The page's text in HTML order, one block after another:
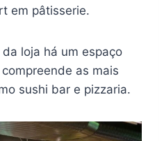
em pâtisserie.
loja há um espaço
as mais
sushi bar e pizzaria.